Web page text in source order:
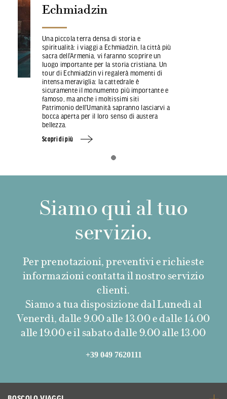
Echmiadzin
Una piccola terra densa di storia e
spiritualità: i viaggi a Echmiadzin, la città più
sacra dell’Armenia, vi faranno scoprire un
luogo importante per la storia cristiana. Un
tour di Echmiadzin vi regalerà momenti di
intensa meraviglia: la cattedrale è
sicuramente il monumento più importante e
famoso, ma anche i moltissimi siti
Patrimonio dell’Umanità sapranno lasciarvi a
bocca aperta per il loro senso di austera
bellezza.
Scopri di più
Siamo qui al tuo
servizio.
Per prenotazioni, preventivi e richieste
informazioni contatta il nostro servizio
clienti.
Siamo a tua disposizione dal Lunedì al
Venerdì, dalle 9.00 alle 13.00 e dalle 14.00
alle 19.00 e il sabato dalle 9.00 alle 13.00
+39 049 7620111